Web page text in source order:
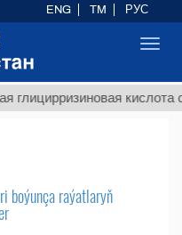
глицирризиновая кислота
boýunça raýatlaryň
ENG TM РУС